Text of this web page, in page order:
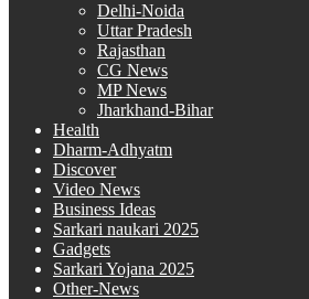
Delhi-Noida
Uttar Pradesh
Rajasthan
CG News
MP News
Jharkhand-Bihar
Health
Dharm-Adhyatm
Discover
Video News
Business Ideas
Sarkari naukari 2025
Gadgets
Sarkari Yojana 2025
Other-News